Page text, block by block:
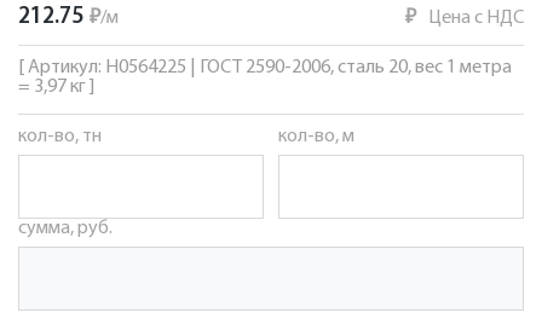
212.75 ₽/м ₽ Цена с НДС
[ Артикул: Н0564225 | ГОСТ 2590-2006, сталь 20, вес 1 метра
= 3,97 кг ]
кол-во, тн кол-во, м
сумма, руб.